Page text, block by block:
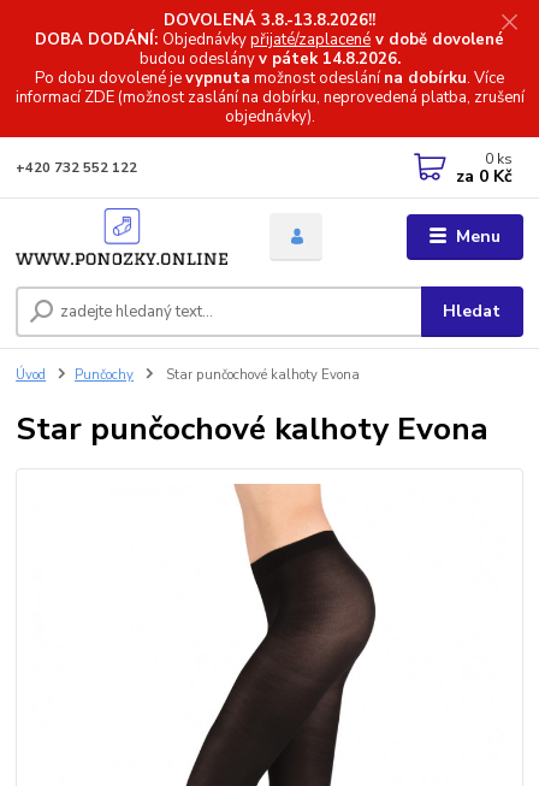
DOVOLENÁ 3.8.-13.8.2026!!
DOBA DODÁNÍ: Objednávkypřijaté/zaplacené v době dovolené
budou odeslányv pátek 14.8.2026.
Po dobu dovolené jevypnuta možnost odeslánína dobírku. Více
informacíZDE (možnost zaslání na dobírku, neprovedená platba, zrušení
objednávky).
Menu
Hledat
+420 732 552 122 0 ks
za 0 Kč
Úvod Punčochy Star punčochové kalhoty Evona
Star punčochové kalhoty Evona